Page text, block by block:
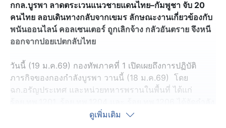
กกล.บูรพา ลาดตระเวนแนวชายแดนไทย–กัมพูชา จับ 20
คนไทย ลอบเดินทางกลับจากเขมร ลักษณะงานเกี่ยวข้องกับ
พนันออนไลน์ คอลเซนเตอร์ ถูกเลิกจ้าง กลัวอันตราย จึงหนี
ออกจากปอยเปตกลับไทย
วันนี้ (19 ม.ค.69) กองทัพภาคที่ 1 เปิดเผยถึงการปฏิบัติ
ภารกิจของกองกำลังบูรพา วานนี้ (18 ม.ค.69) โดย
ฉก.อรัญประเทศ และหน่วยทหารพรานในพื้นที่ ได้แก่
พลออกลาดตระเวนเพื่อป้องกันและสกัดกั้นการกระทำผิด
ดูเพิ่มเติม